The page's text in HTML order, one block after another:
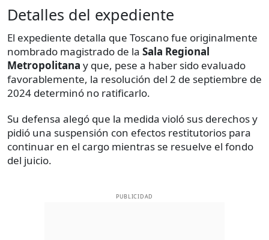
Detalles del expediente
El expediente detalla que Toscano fue originalmente
nombrado magistrado de la Sala Regional
Metropolitana y que, pese a haber sido evaluado
favorablemente, la resolución del 2 de septiembre de
2024 determinó no ratificarlo.
Su defensa alegó que la medida violó sus derechos y
pidió una suspensión con efectos restitutorios para
continuar en el cargo mientras se resuelve el fondo
del juicio.
PUBLICIDAD